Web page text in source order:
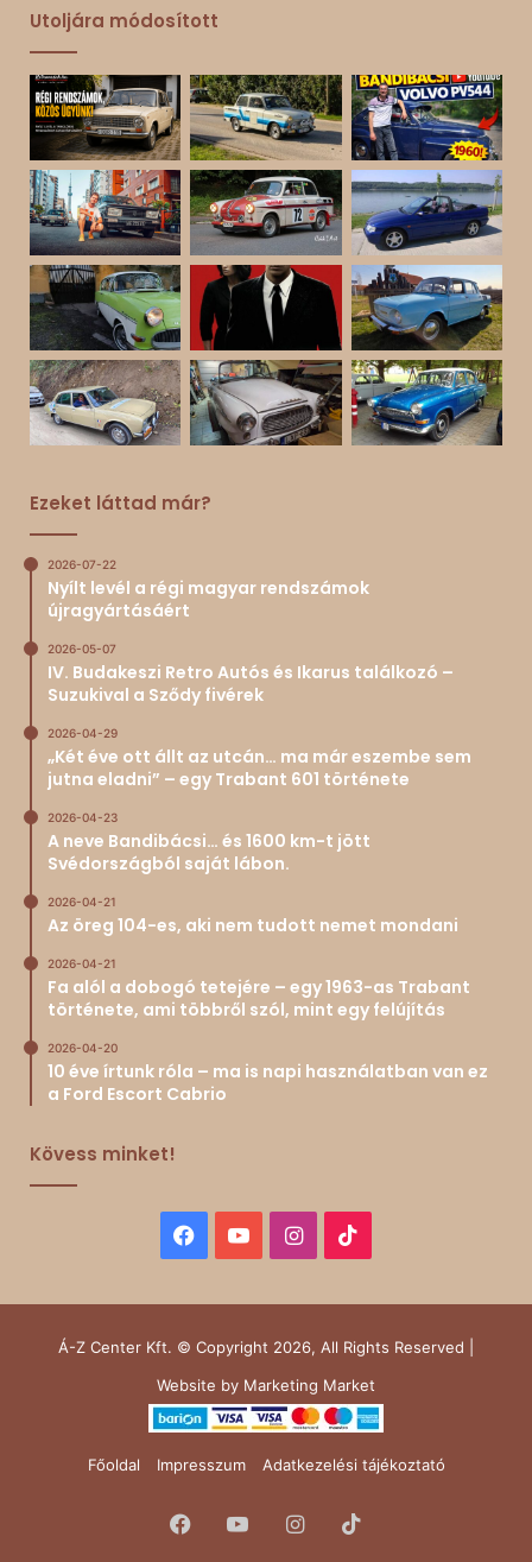
Utoljára módosított
Ezeket láttad már?
2026-07-22
Nyílt levél a régi magyar rendszámok
újragyártásáért
2026-05-07
IV. Budakeszi Retro Autós és Ikarus találkozó –
Suzukival a Sződy fivérek
2026-04-29
„Két éve ott állt az utcán… ma már eszembe sem
jutna eladni” – egy Trabant 601 története
2026-04-23
A neve Bandibácsi… és 1600 km-t jött
Svédországból saját lábon.
2026-04-21
Az öreg 104-es, aki nem tudott nemet mondani
2026-04-21
Fa alól a dobogó tetejére – egy 1963-as Trabant
története, ami többről szól, mint egy felújítás
2026-04-20
10 éve írtunk róla – ma is napi használatban van ez
a Ford Escort Cabrio
Kövess minket!
Facebook
YouTubeInstagram
Á-Z Center Kft. © Copyright 2026, All Rights Reserved |
Website by Marketing Market
Főoldal Impresszum Adatkezelési tájékoztató
Facebook
YouTubeInstagram